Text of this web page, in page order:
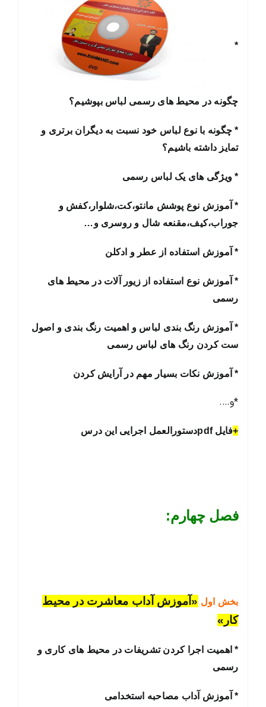
*
چگونه در محیط های رسمی لباس بپوشیم؟
* چگونه با نوع لباس خود نسبت به دیگران برتری و
تمایز داشته باشیم؟
* ویژگی های یک لباس رسمی
* آموزش نوع پوشش مانتو،کت،شلوار،کفش و
جوراب،کیف،مقنعه شال و روسری و…
* آموزش استفاده از عطر و ادکلن
* آموزش نوع استفاده از زیور آلات در محیط های
رسمی
* آموزش رنگ بندی لباس و اهمیت رنگ بندی و اصول
ست کردن رنگ های لباس رسمی
* آموزش نکات بسیار مهم در آرایش کردن
*و….
+فایل pdfدستورالعمل اجرایی این درس
فصل چهارم:
بخش اول «آموزش آداب معاشرت در محیط
کار»
* اهمیت اجرا کردن تشریفات در محیط های کاری و
رسمی
* آموزش آداب مصاحبه استخدامی